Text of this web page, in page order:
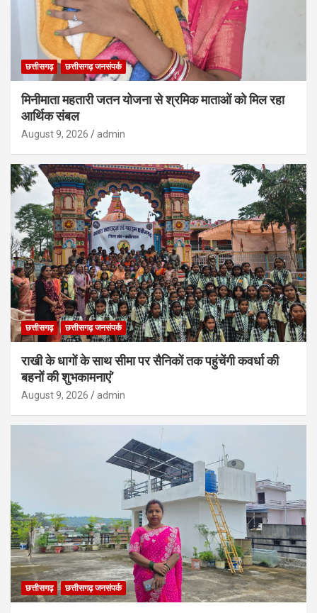
छत्तीसगढ़ छत्तीसगढ़ जनसंपर्क
मिनीमाता महतारी जतन योजना से श्रमिक माताओं को मिल रहा
आर्थिक संबल
August 9, 2026 admin
छत्तीसगढ़ छत्तीसगढ़ जनसंपर्क
राखी के धागों के साथ सीमा पर सैनिकों तक पहुंचेंगी कवर्धा की
बहनों की शुभकामनाएं’
August 9, 2026 admin
छत्तीसगढ़ छत्तीसगढ़ जनसंपर्क